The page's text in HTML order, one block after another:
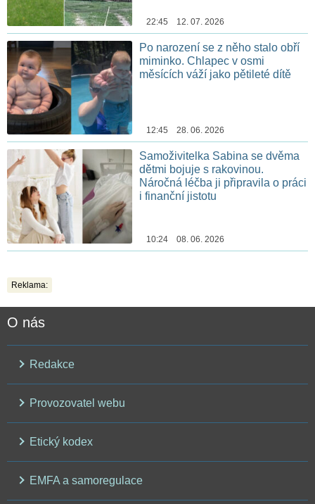
22:45 12. 07. 2026
Po narození se z něho stalo obří
miminko. Chlapec v osmi
měsících váží jako pětileté dítě
12:45 28. 06. 2026
Samoživitelka Sabina se dvěma
dětmi bojuje s rakovinou.
Náročná léčba ji připravila o práci
i finanční jistotu
10:24 08. 06. 2026
Reklama:
O nás
Redakce
Provozovatel webu
Etický kodex
EMFA a samoregulace